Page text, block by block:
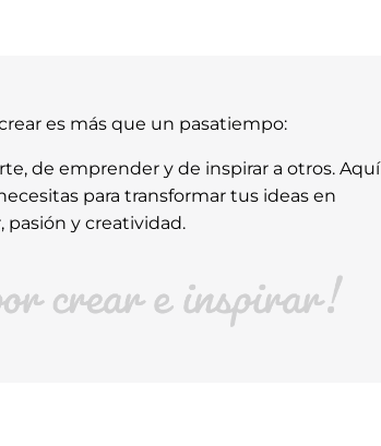
es más que un pasatiempo:
de emprender y de inspirar a otros. Aquí
para transformar tus ideas en
pasión y creatividad.